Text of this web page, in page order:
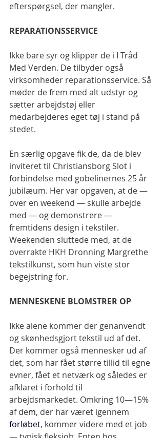
efterspørgsel, der mangler.
REPARATIONSSERVICE
Ikke bare syr og klipper de i I Tråd
Med Verden. De tilbyder også
virksomheder reparationsservice. Så
møder de frem med alt udstyr og
sætter arbejdstøj eller
medarbejderes eget tøj i stand på
stedet.
En særlig opgave fik de, da de blev
inviteret til Christiansborg Slot i
forbindelse med gobelinernes 25 år
jubilæum. Her var opgaven, at de —
over en weekend — skulle arbejde
med — og demonstrere —
fremtidens design i tekstiler.
Weekenden sluttede med, at de
overrakte HKH Dronning Margrethe
tekstilkunst, som hun viste stor
begejstring for.
MENNESKENE BLOMSTRER OP
Ikke alene kommer der genanvendt
og skønhedsgjort tekstil ud af det.
Der kommer også mennesker ud af
det, som har fået større tillid til egne
evner, fået et netværk og således er
afklaret i forhold til
arbejdsmarkedet. Omkring 10—15%
af dem, der har været igennem
forløbet, kommer videre med et job